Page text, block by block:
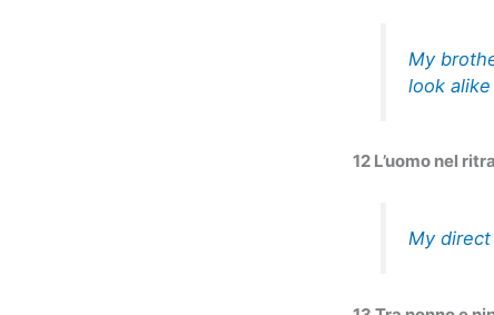
My
look
12 L’uomo nel
My